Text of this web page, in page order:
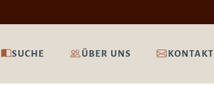
SUCHE ÜBER UNS KONTAKT